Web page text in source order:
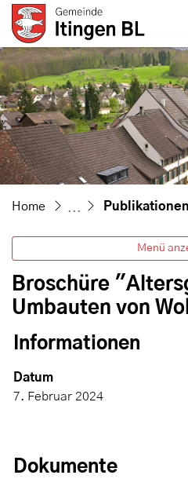
zur Startseite
Direkt zur Hauptnavigation
Direkt zum Inhalt
Direkt zur Suche
Direkt zum
Home Publikationen
Menü
Broschüre
Umbauten von
Informationen
Datum
7. Februar 2024
Dokumente